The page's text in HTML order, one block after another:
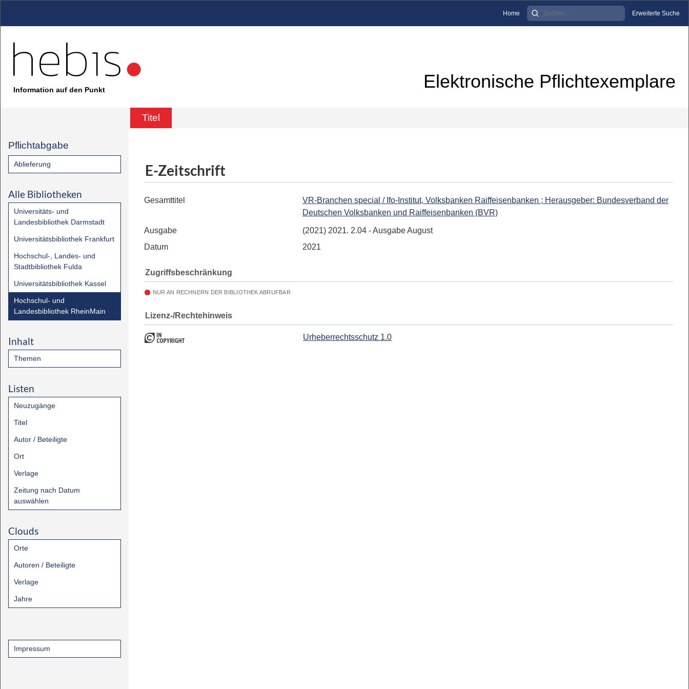
Home Erweiterte Suche
Information auf den Punkt Elektronische Pflichtexemplare
Titel
Pflichtabgabe
Ablieferung
Alle Bibliotheken
Universitäts- und
Landesbibliothek Darmstadt
Universitätsbibliothek Frankfurt
Hochschul-, Landes- und
Stadtbibliothek Fulda
Universitätsbibliothek Kassel
Hochschul- und
Landesbibliothek RheinMain
Inhalt
Themen
Listen
Neuzugänge
Titel
Autor / Beteiligte
Ort
Verlage
Zeitung nach Datum
auswählen
Clouds
Orte
Autoren / Beteiligte
Verlage
Jahre
Impressum
E-Zeitschrift
Gesamttitel
VR-Branchen special / Ifo-Institut, Volksbanken Raiffeisenbanken ; Herausgeber: Bundesverband der
Deutschen Volksbanken und Raiffeisenbanken (BVR)
Ausgabe
(2021) 2021. 2.04 - Ausgabe August
Datum
2021
Zugriffsbeschränkung
NUR AN RECHNERN DER BIBLIOTHEK ABRUFBAR
Lizenz-/Rechtehinweis
Urheberrechtsschutz 1.0